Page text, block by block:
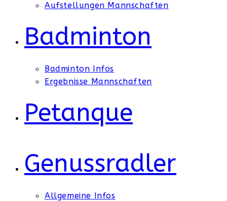
Aufstellungen Mannschaften
Badminton
Badminton Infos
Ergebnisse Mannschaften
Petanque
Genussradler
Allgemeine Infos